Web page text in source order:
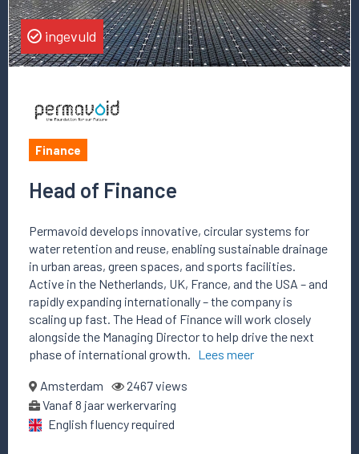
ingevuld
Finance
Head of Finance
Permavoid develops innovative, circular systems for
water retention and reuse, enabling sustainable drainage
in urban areas, green spaces, and sports facilities.
Active in the Netherlands, UK, France, and the USA – and
rapidly expanding internationally – the company is
scaling up fast. The Head of Finance will work closely
alongside the Managing Director to help drive the next
phase of international growth. Lees meer
Amsterdam
2467 views
Vanaf 8 jaar werkervaring
English fluency required